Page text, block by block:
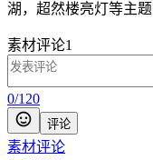
湖，超然楼亮灯等主题
素材评论1
0/120
评论
素材评论